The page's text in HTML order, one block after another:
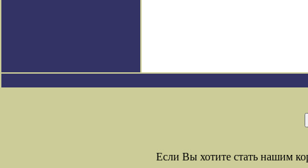
Если Вы хотите стать нашим